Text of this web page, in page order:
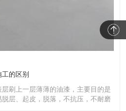
的区别
刷上一层薄薄的油漆，主要目的是
层、起皮，脱落，不抗压，不耐磨